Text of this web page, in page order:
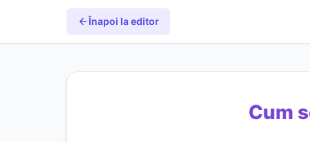
Înapoi la editor
Cum